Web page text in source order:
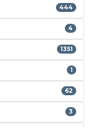
444
4
1351
1
62
3